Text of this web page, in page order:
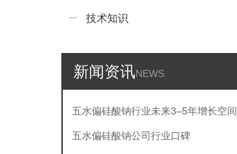
技术知识
新闻资讯NEWS
五水偏硅酸钠行业未来3–5年增长空间
怎么样，增速大...
五水偏硅酸钠公司行业口碑